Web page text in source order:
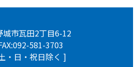
城市瓦田2丁目6-12
581-3703
・日・祝日除く ]